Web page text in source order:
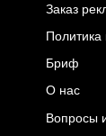
Заказ
Политика
Бриф
О нас
Вопросы